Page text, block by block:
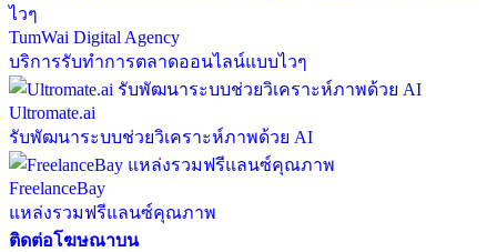
TumWai Digital Agency
บริการรับทำการตลาดออนไลน์แบบไวๆ
Ultromate.ai
รับพัฒนาระบบช่วยวิเคราะห์ภาพด้วย AI
FreelanceBay
แหล่งรวมฟรีแลนซ์คุณภาพ
ติดต่อโฆษณาบน